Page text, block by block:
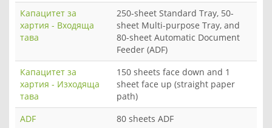
Капацитет за
хартия - Входяща
тава
250-sheet Standard Tray, 50-
sheet Multi-purpose Tray, and
80-sheet Automatic Document
Feeder (ADF)
Капацитет за
хартия - Изходяща
тава
150 sheets face down and 1
sheet face up (straight paper
path)
ADF
80 sheets ADF